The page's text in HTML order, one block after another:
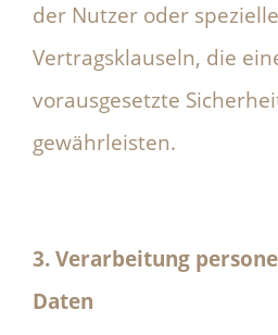
der Nutzer oder
Vertragsklauseln, die
vorausgesetzte
gewährleisten.
3. Verarbeitung
Daten